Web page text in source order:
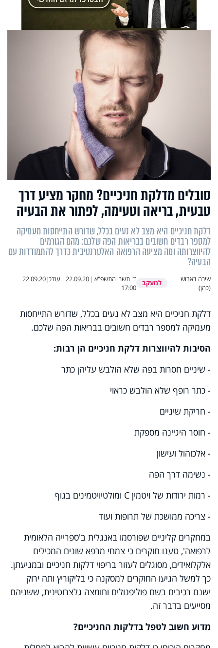
סובלים מדלקת חניכיים? מחקר מציע דרך
טבעית, בריאה וטעימה, לפתור את הבעיה
דלקת חניכיים היא מצב לא נעים בכלל, שדורש התייחסות מעמיקה
למספר רבדים חשובים בבריאות הפה שלכם: מהם הגורמים
להיווצרותה ומה מציעה הרפואה האלטרנטיבית כדרך להתמודדות עם
הבעיה?
שירה דאבוש
(כהן)
למעקב ד' תשרי התשפ"א |
22.09.20
| עודכן22.09.20
17:00
דלקת חניכיים היא מצב לא נעים בכלל, שדורש התייחסות
מעמיקה למספר רבדים חשובים בבריאות הפה שלכם.
הסיבות להיווצרות דלקת חניכיים הן רבות:
- שיניים חסרות בפה שלא הולבש עליהן כתר
- כתר רופף שלא הולבש כראוי
- חריקת שיניים
- חוסר היגיינה מספקת
- אלכוהול ועישון
- נשימה דרך הפה
- רמות ירודות של ויטמין C ומולטיויטמינים בגוף
- צריכה ממושכת של תרופות ועוד
במחקרים קליניים שפורסמו באנגלית ב'ספרייה הלאומית
לרפואה', טענו חוקרים כי צמחי מרפא שונים המכילים
אלקלואידים, מסוגלים לעזור בריפוי דלקות חניכיים ובמניעתן.
כך למשל הגיעו החוקרים למסקנה כי בליקוריץ ותה ירוק
ישנם רכיבים בשם פוליפנולים וחומצה גלצרוטינית, ששניהם
מסייעים בדבר זה.
מדוע חשוב לטפל בדלקות החניכיים?